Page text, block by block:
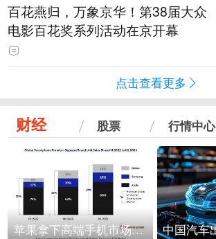
百花燕归，万象京华！第38届大众
电影百花奖系列活动在京开幕
点击查看更多
财经 股票 行情中心
苹果拿下高端手机市场65%的份额：iPhone 17系列功不可没